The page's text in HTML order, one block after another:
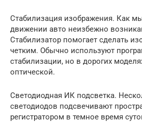
Стабилизация изображения. Как
движении авто неизбежно
Стабилизатор помогает сделать
четким. Обычно используют
стабилизации, но в дорогих
оптической.
Светодиодная ИК подсветка.
светодиодов подсвечивают
регистратором в темное время